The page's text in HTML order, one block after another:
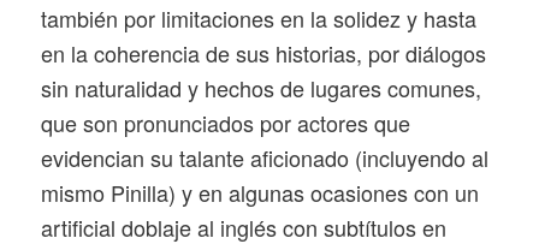
también por limitaciones en la solidez y hasta
en la coherencia de sus historias, por diálogos
sin naturalidad y hechos de lugares comunes,
que son pronunciados por actores que
evidencian su talante aficionado (incluyendo al
mismo Pinilla) y en algunas ocasiones con un
artificial doblaje al inglés con subtítulos en